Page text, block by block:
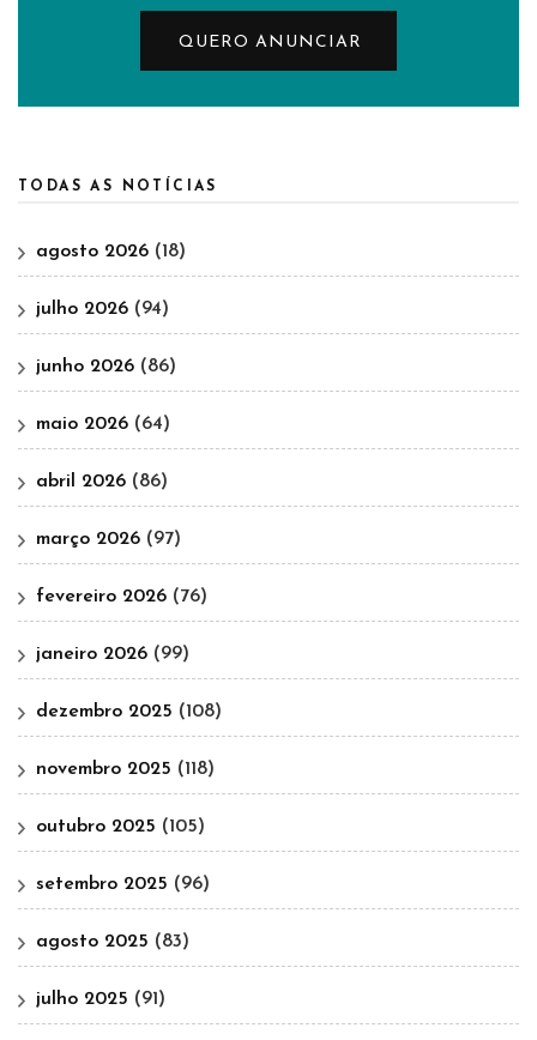
QUERO ANUNCIAR
TODAS AS NOTÍCIAS
agosto 2026 (18)
julho 2026 (94)
junho 2026 (86)
maio 2026 (64)
abril 2026 (86)
março 2026 (97)
fevereiro 2026 (76)
janeiro 2026 (99)
dezembro 2025 (108)
novembro 2025 (118)
outubro 2025 (105)
setembro 2025 (96)
agosto 2025 (83)
julho 2025 (91)